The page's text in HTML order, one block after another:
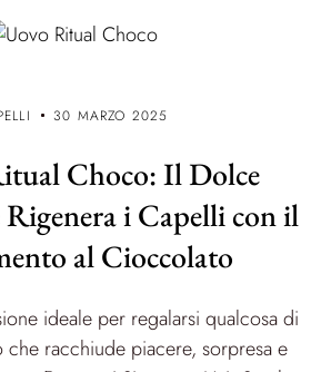
30 MARZO 2025
Choco: Il Dolce
Rigenera i Capelli con il
al Cioccolato
ideale per regalarsi qualcosa di
racchiude piacere, sorpresa e